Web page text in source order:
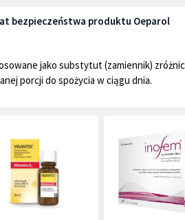
bezpieczeństwa produktu Oeparol
jako substytut (zamiennik)
porcji do spożycia w ciągu dnia.